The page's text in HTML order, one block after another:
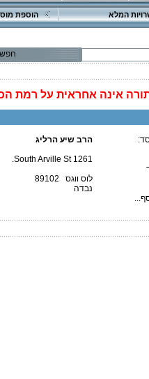
המלא הוספת
חפש
אינה אחראית על רמת
הרב שיע הרליג
1261 South Arville St.
לוס ווגס 89102
נבדה